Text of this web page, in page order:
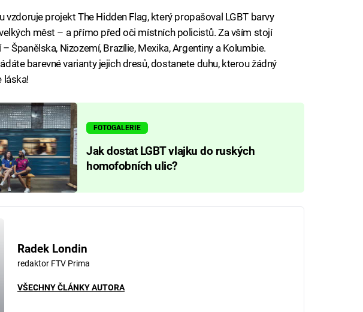
projekt The Hidden Flag, který propašoval LGBT barvy
měst – a přímo před oči místních policistů. Za vším stojí
Španělska, Nizozemí, Brazílie, Mexika, Argentiny a Kolumbie.
barevné varianty jejich dresů, dostanete duhu, kterou žádný
láska!
FOTOGALERIE
Jak dostat LGBT vlajku do ruských
homofobních ulic?
Radek Londin
redaktor FTV Prima
VŠECHNY ČLÁNKY AUTORA